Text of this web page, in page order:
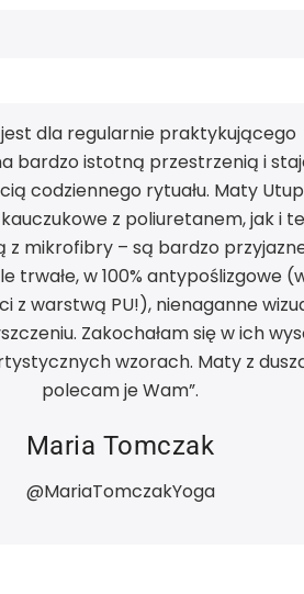
dla regularnie praktykującego
bardzo istotną przestrzenią i
codziennego rytuału. Maty
z poliuretanem, jak i
z mikrofibry – są bardzo
trwałe, w 100% antypoślizgowe
z warstwą PU!), nienaganne
Zakochałam się w ich
wzorach. Maty z
polecam je Wam”.
Maria Tomczak
@MariaTomczakYoga